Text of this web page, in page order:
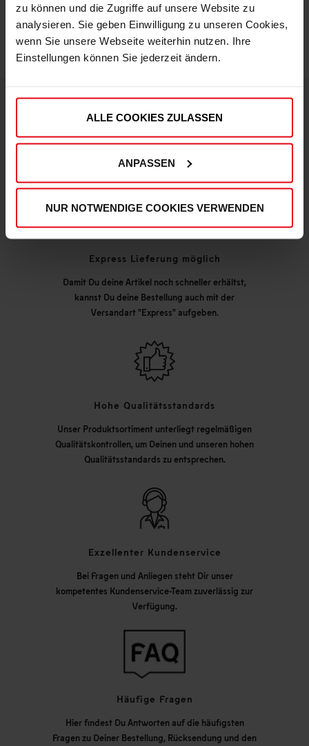
zu können und die Zugriffe auf unsere Website zu
analysieren. Sie geben Einwilligung zu unseren Cookies,
wenn Sie unsere Webseite weiterhin nutzen. Ihre
Einstellungen können Sie jederzeit ändern.
ALLE COOKIES ZULASSEN
ANPASSEN
NUR NOTWENDIGE COOKIES VERWENDEN
Express Lieferung möglich
Damit Du deine Artikel noch schneller erhältst,
kannst Du deine Bestellung auch mit der
Versandart "Express" aufgeben.
Hohe Qualitätsstandards
Unser Produktsortiment unterliegt regelmäßigen
Qualitätskontrollen, um Deinen und unseren hohen
Qualitätsstandards zu entsprechen.
Exzellenter Kundenservice
Bei Fragen und Anliegen steht Dir unser
kompetentes Kundenservice-Team zuverlässig zur
Verfügung.
Häufige Fragen
Hier findest Du Antworten auf die häufigsten
Fragen zu Deiner Bestellung, Rücksendung und den